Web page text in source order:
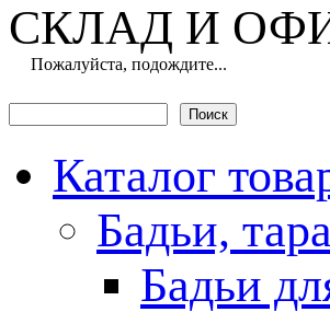
СКЛАД И
Пожалуйста, подождите...
Форма поиска
Каталог
Бадьи,
Бадьи